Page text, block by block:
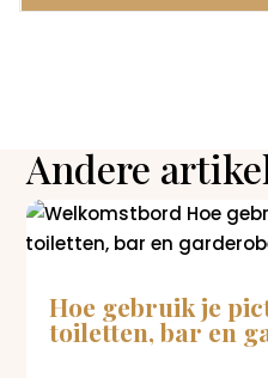
Andere
Hoe gebruik je
toiletten, bar en